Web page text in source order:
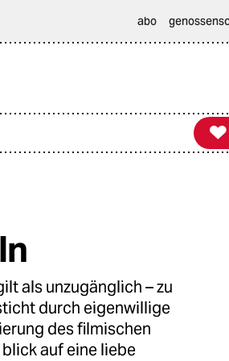
abo

als unzugänglich – zu
durch eigenwillige
des filmischen
auf eine liebe